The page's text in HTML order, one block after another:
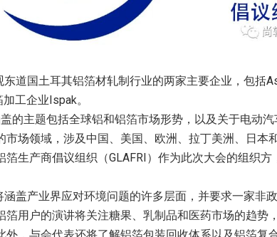
道国土耳其铝箔材轧制行业的两家主要企业，包括
加工企业Ispak。
的主题包括全球铝和铝箔市场形势，以及关于电动汽
场领域，涉及中国、美国、欧洲、拉丁美洲、日本和
箔生产商倡议组织（GLAFRI）作为此次大会的组织方
盖产业界应对环境问题的许多层面，并要求一家非
箔用户的演讲将关注糖果、乳制品和医药市场的趋势
外，与会代表还将了解铝箔包装回收体系以及铝箔复